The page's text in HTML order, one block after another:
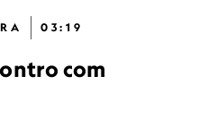
03:19
com